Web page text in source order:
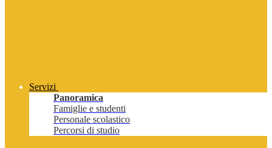
Servizi
Panoramica
Famiglie e studenti
Personale scolastico
Percorsi di studio